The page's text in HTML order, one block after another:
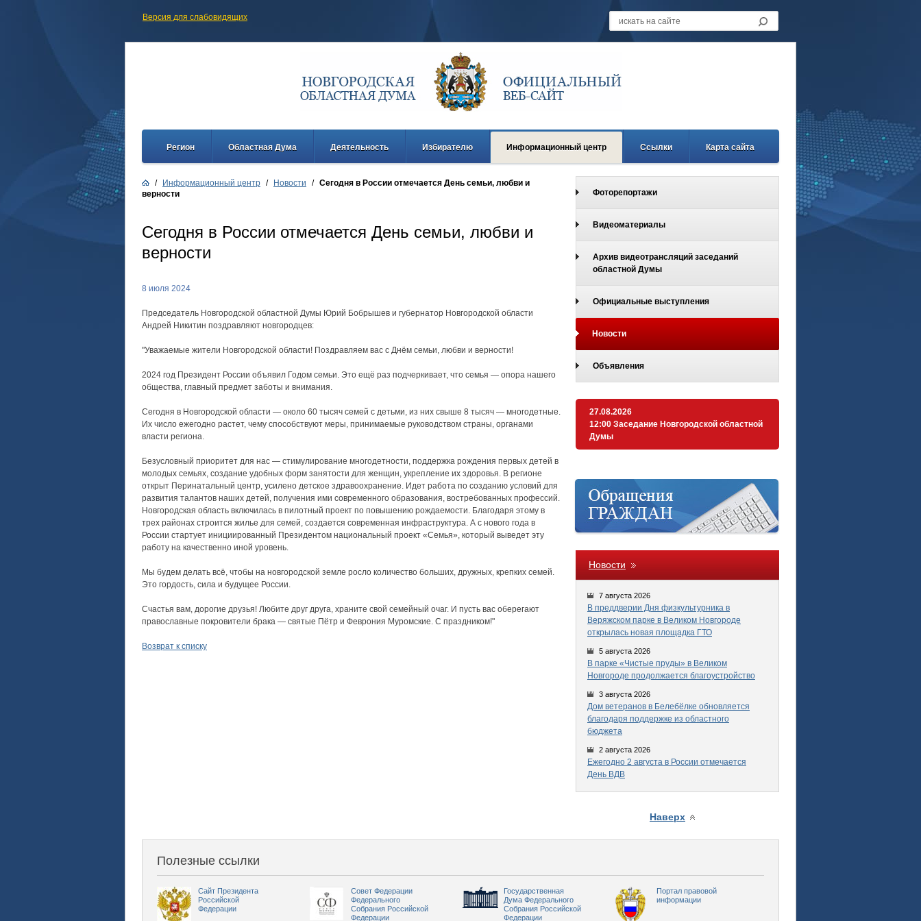
Версия для слабовидящих
Регион Областная Дума Деятельность Избирателю Информационный центр Ссылки Карта сайта
Фоторепортажи
Видеоматериалы
Архив видеотрансляций заседаний
областной Думы
Официальные выступления
Новости
Объявления
27.08.2026
12:00 Заседание Новгородской областной
Думы
Новости
7 августа 2026
В преддверии Дня физкультурника в
Веряжском парке в Великом Новгороде
открылась новая площадка ГТО
5 августа 2026
В парке «Чистые пруды» в Великом
Новгороде продолжается благоустройство
3 августа 2026
Дом ветеранов в Белебёлке обновляется
благодаря поддержке из областного
бюджета
2 августа 2026
Ежегодно 2 августа в России отмечается
День ВДВ
/ Информационный центр / Новости / Сегодня в России отмечается День семьи, любви и
верности
Сегодня в России отмечается День семьи, любви и
верности
8 июля 2024
Председатель Новгородской областной Думы Юрий Бобрышев и губернатор Новгородской области
Андрей Никитин поздравляют новгородцев:
"Уважаемые жители Новгородской области! Поздравляем вас с Днём семьи, любви и верности!
2024 год Президент России объявил Годом семьи. Это ещё раз подчеркивает, что семья — опора нашего
общества, главный предмет заботы и внимания.
Сегодня в Новгородской области — около 60 тысяч семей с детьми, из них свыше 8 тысяч — многодетные.
Их число ежегодно растет, чему способствуют меры, принимаемые руководством страны, органами
власти региона.
Безусловный приоритет для нас — стимулирование многодетности, поддержка рождения первых детей в
молодых семьях, создание удобных форм занятости для женщин, укрепление их здоровья. В регионе
открыт Перинатальный центр, усилено детское здравоохранение. Идет работа по созданию условий для
развития талантов наших детей, получения ими современного образования, востребованных профессий.
Новгородская область включилась в пилотный проект по повышению рождаемости. Благодаря этому в
трех районах строится жилье для семей, создается современная инфраструктура. А с нового года в
России стартует инициированный Президентом национальный проект «Семья», который выведет эту
работу на качественно иной уровень.
Мы будем делать всё, чтобы на новгородской земле росло количество больших, дружных, крепких семей.
Это гордость, сила и будущее России.
Счастья вам, дорогие друзья! Любите друг друга, храните свой семейный очаг. И пусть вас оберегают
православные покровители брака — святые Пётр и Феврония Муромские. С праздником!"
Возврат к списку
Наверх
Полезные ссылки
Сайт Президента
Российской
Федерации
Совет Федерации
Федерального
Собрания Российской
Федерации
Государственная
Дума Федерального
Собрания Российской
Федерации
Портал правовой
информации